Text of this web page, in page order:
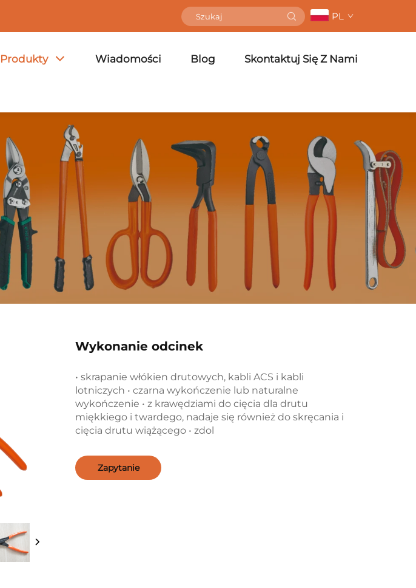
PL
Produkty Wiadomości Blog Skontaktuj Się Z Nami
Wykonanie odcinek
• skrapanie włókien drutowych, kabli ACS i kabli
lotniczych • czarna wykończenie lub naturalne
wykończenie • z krawędziami do cięcia dla drutu
miękkiego i twardego, nadaje się również do skręcania i
cięcia drutu wiążącego • zdol
Zapytanie